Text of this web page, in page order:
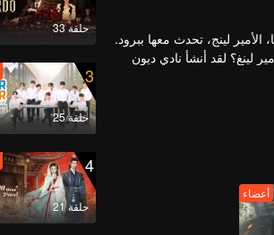
لينج، تحدث معها ببرود.
لقد أنشأ نادي ديون
لغز سقوط الملكة الأم
أعضاء
حلقة 33
3
حلقة 25
4
حلقة 21